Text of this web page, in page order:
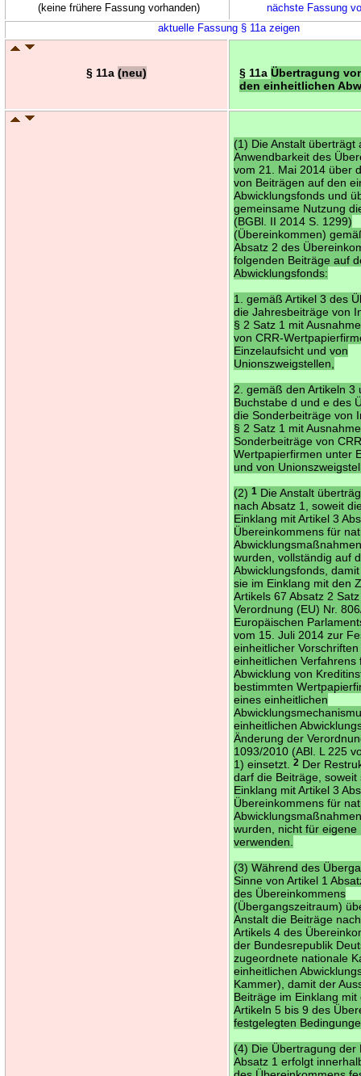
(keine frühere Fassung vorhanden)
nächste Fassung
aktuelle Fassung § 11a zeigen
§ 11a(neu) § 11aÜbertragung
den einheitlichen
(1) Die Anstalt überträgt
Anwendbarkeit des
vom 21. Mai 2014 über
von Beiträgen auf den
Abwicklungsfonds und
gemeinsame Nutzung
(BGBl. II 2014 S. 1299)
(Übereinkommen)
Absatz 2 des
folgenden Beiträge auf
Abwicklungsfonds:
1. gemäß Artikel 3 des
die Jahresbeiträge von
§ 2 Satz 1 mit
von CRR-
Einzelaufsicht und von
Unionszweigstellen,
2. gemäß den Artikeln 3
Buchstabe d und e des
die Sonderbeiträge von
§ 2 Satz 1 mit
Sonderbeiträge von
Wertpapierfirmen unter
und von
(2)1 Die Anstalt
nach Absatz 1, soweit
Einklang mit Artikel 3
Übereinkommens für
wurden, vollständig auf
Abwicklungsfonds,
sie im Einklang mit den
Artikels 67 Absatz 2
Verordnung (EU) Nr.
Europäischen
vom 15. Juli 2014 zur
einheitlicher
einheitlichen Verfahrens
Abwicklung von
bestimmten
eines einheitlichen
einheitlichen
Änderung der
1093/2010 (ABl. L 225
1) einsetzt.2 Der
darf die Beiträge, soweit
Einklang mit Artikel 3
Übereinkommens für
wurden, nicht für
verwenden.
(3) Während des
Sinne von Artikel 1
des Übereinkommens
(Übergangszeitraum)
Anstalt die Beiträge
Artikels 4 des
der Bundesrepublik
zugeordnete nationale
einheitlichen
Kammer), damit der
Beiträge im Einklang
Artikeln 5 bis 9 des
festgelegten
(4) Die Übertragung der
Absatz 1 erfolgt